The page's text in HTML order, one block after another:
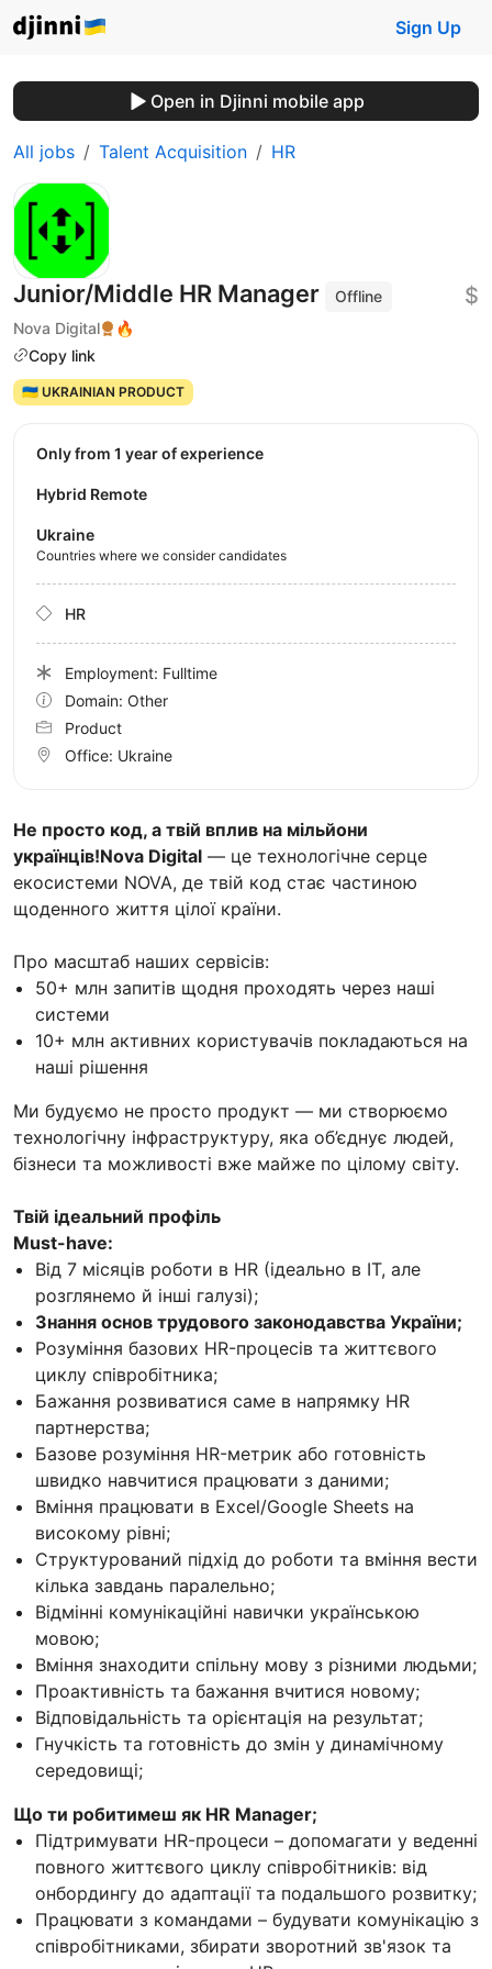
Sign Up
Open in Djinni mobile app
All jobs Talent Acquisition HR
Junior/Middle HR Manager
Offline
Nova Digital
🔥
Copy link
$
🇺🇦 UKRAINIAN PRODUCT
Не просто код, а твій вплив на мільйони
українців!Nova Digital — це технологічне серце
екосистеми NOVA, де твій код стає частиною
щоденного життя цілої країни.
Про масштаб наших сервісів:
50+ млн запитів щодня проходять через наші
системи
10+ млн активних користувачів покладаються на
наші рішення
Ми будуємо не просто продукт — ми створюємо
технологічну інфраструктуру, яка об’єднує людей,
бізнеси та можливості вже майже по цілому світу.
Твій ідеальний профіль
Must-have:
Від 7 місяців роботи в HR (ідеально в IT, але
розглянемо й інші галузі);
Знання основ трудового законодавства України;
Розуміння базових HR-процесів та життєвого
циклу співробітника;
Бажання розвиватися саме в напрямку HR
партнерства;
Базове розуміння HR-метрик або готовність
швидко навчитися працювати з даними;
Вміння працювати в Excel/Google Sheets на
високому рівні;
Структурований підхід до роботи та вміння вести
кілька завдань паралельно;
Відмінні комунікаційні навички українською
мовою;
Вміння знаходити спільну мову з різними людьми;
Проактивність та бажання вчитися новому;
Відповідальність та орієнтація на результат;
Гнучкість та готовність до змін у динамічному
середовищі;
Що ти робитимеш як HR Manager;
Підтримувати HR-процеси – допомагати у веденні
повного життєвого циклу співробітників: від
онбордингу до адаптації та подальшого розвитку;
Працювати з командами – будувати комунікацію з
співробітниками, збирати зворотний зв'язок та
Only from 1 year of experience
Hybrid Remote
Ukraine
Countries where we consider candidates
HR
Employment: Fulltime
Domain: Other
Product
Office: Ukraine